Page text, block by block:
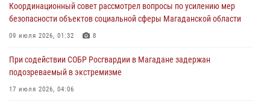
17 июля 2026, 04:06
«Каникулы с Росгвардией» продолжаются на Колыме
Начальник Главного штаба – первый заместитель директора
Росгвардии Герой России генерал-полковник Сергей Бойко
Координационный совет рассмотрел вопросы по усилению мер
безопасности объектов социальной сферы Магаданской области
09 июля 2026, 01:32 8
При содействии СОБР Росгвардии в Магадане задержан
подозреваемый в экстремизме
17 июля 2026, 04:06